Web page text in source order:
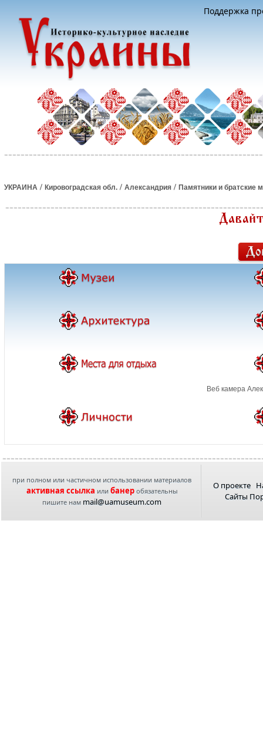
Поддержка
УКРАИНА / Кировоградская обл. / Александрия / Памятники и братские
Веб камера
при полном или частичном использовании материалов
активная ссылка или банеробязательны
пишите нам mail@uamuseum.com
О проекте
Сайты